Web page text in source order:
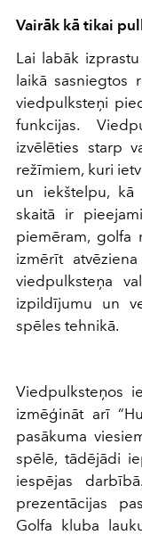
Vairāk kā tikai
Lai labāk
laikā sasniegtos
viedpulksteņi
funkcijas.
izvēlēties starp
režīmiem, kuri
un iekštelpu, kā
skaitā ir
piemēram, golfa
izmērīt
viedpulksteņa
izpildījumu un
spēles tehnikā.
Viedpulksteņos
izmēģināt arī
pasākuma
spēlē, tādējādi
iespējas
prezentācijas
Golfa kluba